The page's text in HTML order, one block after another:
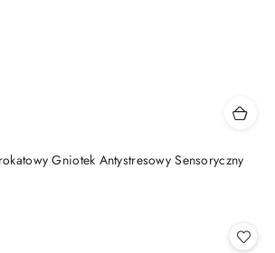
Gniotek Antystresowy Sensoryczny